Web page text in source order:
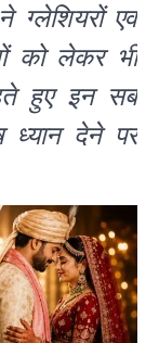
ग्लेशियरों एवं
को लेकर भी
हुए इन सब
ध्यान देने पर